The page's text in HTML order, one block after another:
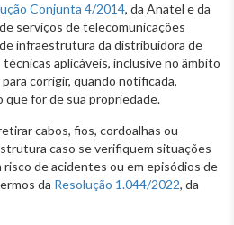
Conjunta 4/2014, da Anatel e da
serviços de telecomunicações
infraestrutura da distribuidora de
aplicáveis, inclusive no âmbito
corrigir, quando notificada,
for de sua propriedade.
cabos, fios, cordoalhas ou
caso se verifiquem situações
de acidentes ou em episódios de
da Resolução 1.044/2022, da